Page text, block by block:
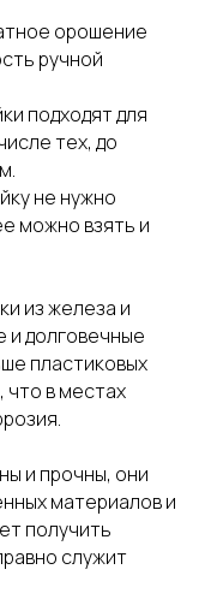
орошение
ручной
подходят для
тех, до
не нужно
можно взять и
из железа и
и долговечные
пластиковых
что в местах
и прочны, они
материалов и
получить
служит